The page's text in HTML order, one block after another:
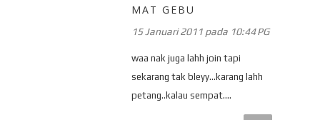
MAT GEBU
15 Januari 2011 pada 10:44 PG
waa nak juga lahh join tapi
sekarang tak bleyy...karang lahh
petang..kalau sempat....